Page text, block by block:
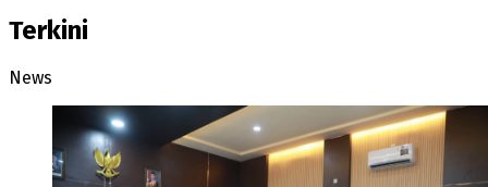
Terkini
News